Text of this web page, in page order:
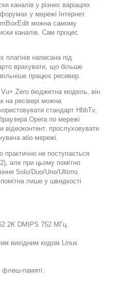
каналів у різних варіаціях
у мережі Інтернет.
можна самому
каналів. Сам процес
плагінів написана під
врахувати, що більше
працює ресивер.
Zero бюджетна модель, він
на ресівері можна
стандарт HbbTv,
Opera по мережі
відеоконтент, прослуховувати
або мережі.
не поступається
але при цьому помітно
Solo/Duo/Uno/Ultimo.
лише у швидкості
2K DMIPS 752 МГц.
вихідним кодом Linux
памяті.